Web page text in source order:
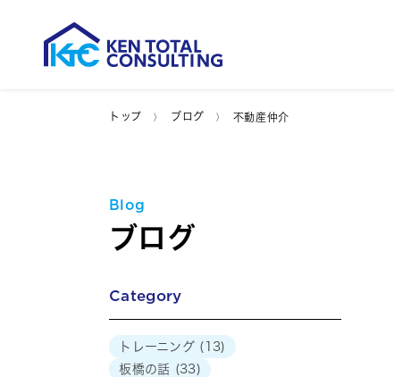
トップ ブログ 不動産仲介
Blog
ブログ
Category
トレーニング (13)
板橋の話 (33)